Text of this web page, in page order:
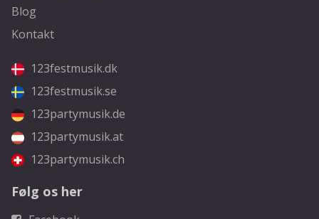
Blog
Kontakt
123festmusik.dk
123festmusik.se
123partymusik.de
123partymusik.at
123partymusik.ch
Følg os her